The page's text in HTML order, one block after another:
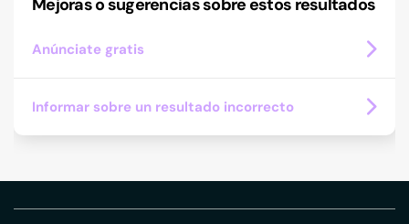
Mejoras o sugerencias sobre estos resultados
Anúnciate gratis
Informar sobre un resultado incorrecto